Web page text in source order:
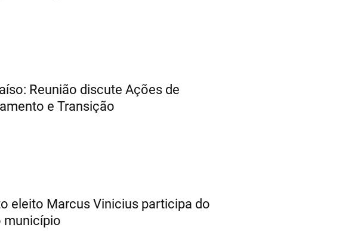
Reunião discute Ações de
e Transição
eleito Marcus Vinicius participa do
município